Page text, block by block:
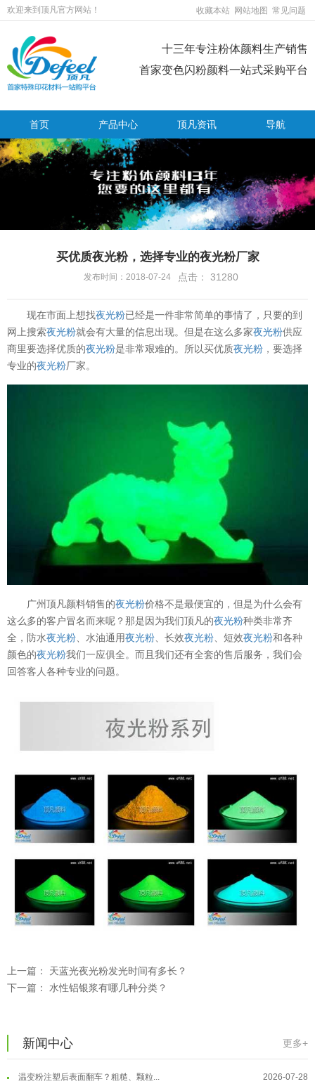
欢迎来到顶凡官方网站！ 收藏本站 网站地图 常见问题
十三年专注粉体颜料生产销售
首家变色闪粉颜料一站式采购平台
首页 产品中心 顶凡资讯 导航
买优质夜光粉，选择专业的夜光粉厂家
发布时间：2018-07-24 点击： 31280
现在市面上想找夜光粉已经是一件非常简单的事情了，只要的到
网上搜索夜光粉就会有大量的信息出现。但是在这么多家夜光粉供应
商里要选择优质的夜光粉是非常艰难的。所以买优质夜光粉 ，要选择
专业的夜光粉厂家。
广州顶凡颜料销售的夜光粉价格不是最便宜的，但是为什么会有
这么多的客户冒名而来呢？那是因为我们顶凡的夜光粉种类非常齐
全，防水夜光粉 、水油通用夜光粉 、长效夜光粉 、短效夜光粉和各种
颜色的夜光粉我们一应俱全。而且我们还有全套的售后服务，我们会
回答客人各种专业的问题。
上一篇： 天蓝光夜光粉发光时间有多长？
下一篇： 水性铝银浆有哪几种分类？
新闻中心 更多+
温变粉适合做热变还是冷变？ 2026-08-04
温变粉注塑后表面翻车？粗糙、颗粒... 2026-07-28